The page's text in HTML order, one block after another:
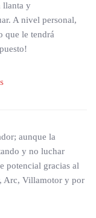
llanta y
A nivel personal,
que le tendrá
aunque la
y no luchar
potencial gracias al
Arc, Villamotor y por